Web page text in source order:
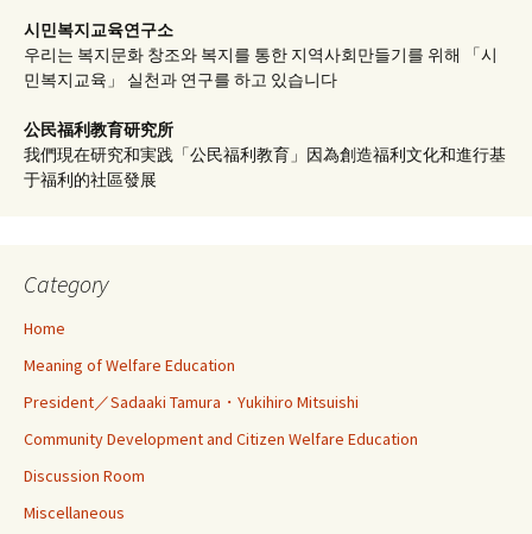
시민복지교육연구소
우리는 복지문화 창조와 복지를 통한 지역사회만들기를 위해 「시
민복지교육」 실천과 연구를 하고 있습니다
公民福利教育研究所
我們現在研究和実践「公民福利教育」因為創造福利文化和進行基
于福利的社區發展
Category
Home
Meaning of Welfare Education
President／Sadaaki Tamura・Yukihiro Mitsuishi
Community Development and Citizen Welfare Education
Discussion Room
Miscellaneous